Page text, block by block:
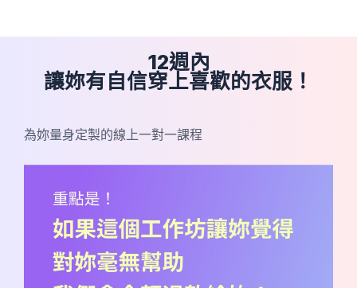
12週內
讓妳有自信穿上喜歡的衣服！
為妳量身定製的線上一對一課程